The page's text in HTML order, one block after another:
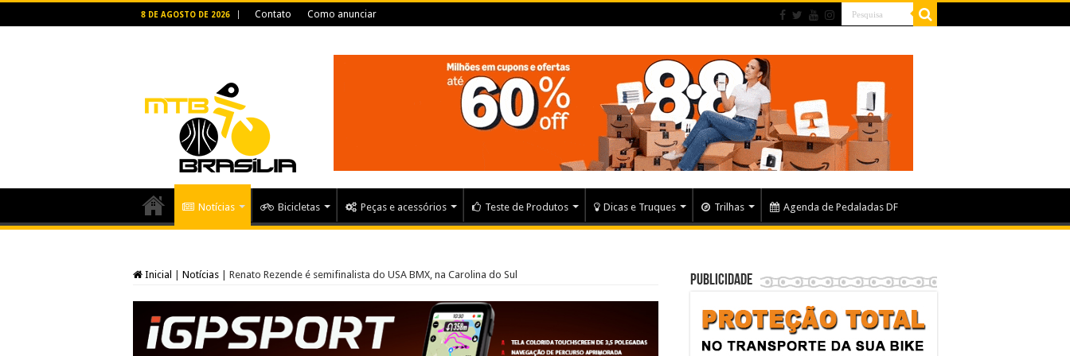
8 DE AGOSTO DE 2026 Contato Como anunciar
Notícias Bicicletas Peças e acessórios Teste de Produtos Dicas e Truques Trilhas Agenda de Pedaladas DF
Inicial Notícias Renato Rezende é semifinalista do USA BMX, na Carolina do Sul Publicidade